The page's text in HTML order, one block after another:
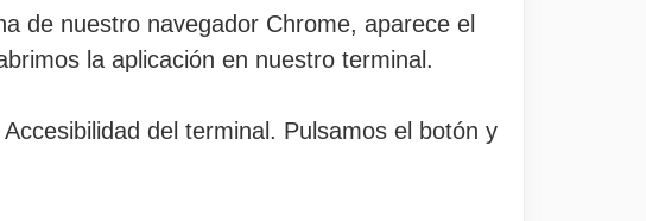
de nuestro navegador Chrome, aparece el
la aplicación en nuestro terminal.
del terminal. Pulsamos el botón y